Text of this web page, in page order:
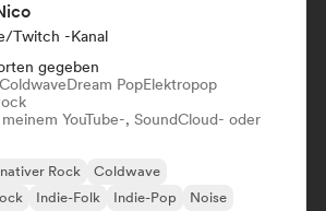
Twitch -Kanal
gegeben
ColdwaveDream PopElektropop
YouTube-, SoundCloud- oder
Rock
Coldwave
Indie-Folk Indie-Pop
Noise